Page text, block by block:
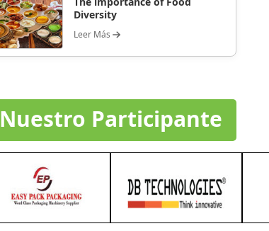
Diversity
Leer Más
Nuestro Participante